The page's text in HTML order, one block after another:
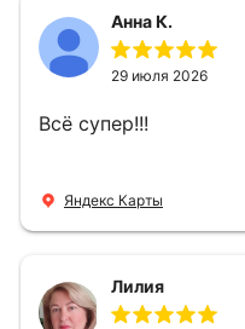
Анна К.
29 июля 2026
Всё супер!!!
Яндекс Карты
Лилия